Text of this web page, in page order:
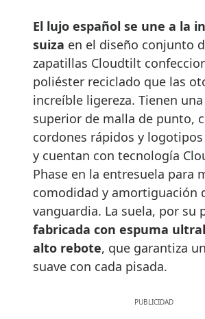
El lujo español se une a la
suiza en el diseño conjunto
zapatillas Cloudtilt
poliéster reciclado que las
increíble ligereza. Tienen
superior de malla de punto,
cordones rápidos y
y cuentan con tecnología
Phase en la entresuela para
comodidad y amortiguación
vanguardia. La suela, por su
fabricada con espuma
alto rebote, que garantiza
suave con cada pisada.